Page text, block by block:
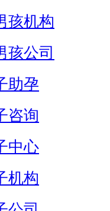
孩机构
孩公司
助孕
咨询
中心
机构